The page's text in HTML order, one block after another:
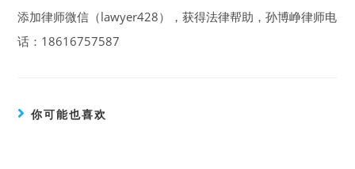
添加律师微信（lawyer428），获得法律帮助，孙博峥律师电
话：18616757587
你可能也喜欢